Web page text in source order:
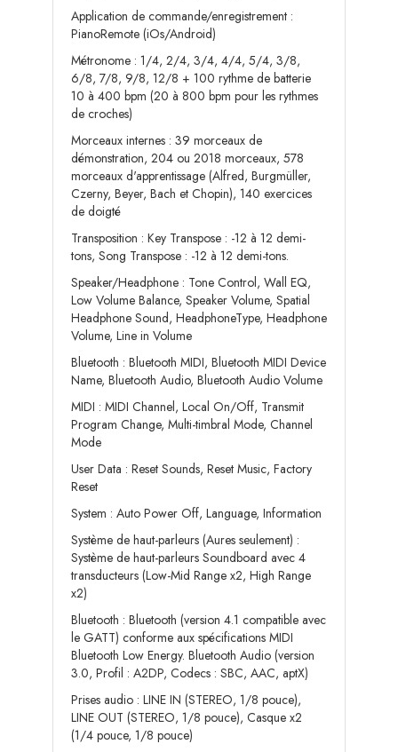
Application de commande/enregistrement :
PianoRemote (iOs/Android)
Métronome : 1/4, 2/4, 3/4, 4/4, 5/4, 3/8,
6/8, 7/8, 9/8, 12/8 + 100 rythme de batterie
10 à 400 bpm (20 à 800 bpm pour les rythmes
de croches)
Morceaux internes : 39 morceaux de
démonstration, 204 ou 2018 morceaux, 578
morceaux d'apprentissage (Alfred, Burgmüller,
Czerny, Beyer, Bach et Chopin), 140 exercices
de doigté
Transposition : Key Transpose : -12 à 12 demi-
tons, Song Transpose : -12 à 12 demi-tons.
Speaker/Headphone : Tone Control, Wall EQ,
Low Volume Balance, Speaker Volume, Spatial
Headphone Sound, HeadphoneType, Headphone
Volume, Line in Volume
Bluetooth : Bluetooth MIDI, Bluetooth MIDI Device
Name, Bluetooth Audio, Bluetooth Audio Volume
MIDI : MIDI Channel, Local On/Off, Transmit
Program Change, Multi-timbral Mode, Channel
Mode
User Data : Reset Sounds, Reset Music, Factory
Reset
System : Auto Power Off, Language, Information
Système de haut-parleurs (Aures seulement) :
Système de haut-parleurs Soundboard avec 4
transducteurs (Low-Mid Range x2, High Range
x2)
Bluetooth : Bluetooth (version 4.1 compatible avec
le GATT) conforme aux spécifications MIDI
Bluetooth Low Energy. Bluetooth Audio (version
3.0, Profil : A2DP, Codecs : SBC, AAC, aptX)
Prises audio : LINE IN (STEREO, 1/8 pouce),
LINE OUT (STEREO, 1/8 pouce), Casque x2
(1/4 pouce, 1/8 pouce)